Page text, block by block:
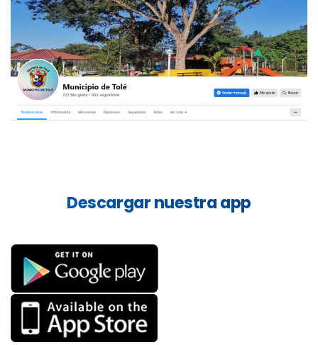
Descargarnuestraapp